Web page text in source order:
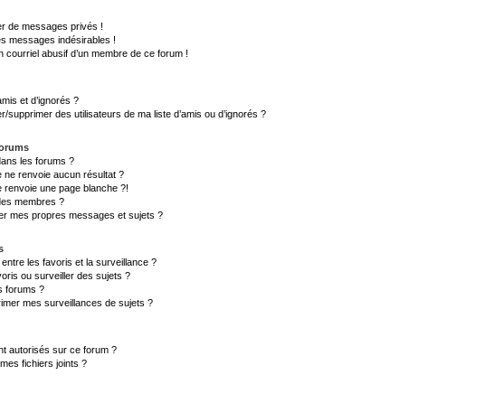
de messages privés !
messages indésirables !
courriel abusif d’un membre de ce forum !
et d’ignorés ?
supprimer des utilisateurs de ma liste d’amis ou d’ignorés ?
les forums ?
ne renvoie aucun résultat ?
une page blanche ?!
membres ?
mes propres messages et sujets ?
les favoris et la surveillance ?
ou surveiller des sujets ?
forums ?
mes surveillances de sujets ?
autorisés sur ce forum ?
fichiers joints ?